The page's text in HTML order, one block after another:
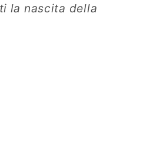
la nascita della